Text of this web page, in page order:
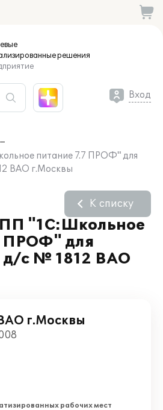
решения
Вход
питание 7.7 ПРОФ" для
ВАО г.Москвы
"1С:Школьное
ПРОФ" для
д/с № 1812 ВАО
К списку
г.Москвы
рабочих мест